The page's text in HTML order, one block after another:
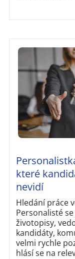
které
nevidí
Hledání práce
Personalisté
životopisy,
kandidáty,
velmi rychle
hlásí se na